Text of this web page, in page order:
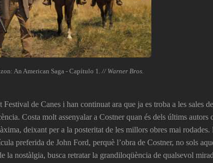
An American Saga - Capítulo 1. // Warner Bros.
de Canes i han continuat ara que ja es troba a les sales
Costa molt assenyalar a Costner quan és dels últims autors
deixant per a la posteritat de les millors obres mai rodades.
preferida de John Ford, perquè l’obra de Costner, no sols
la nostàlgia, busca retratar la grandiloqüència de qualsevol